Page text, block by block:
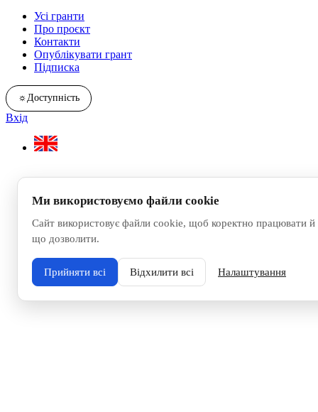
Усі гранти
Про проєкт
Контакти
Опублікувати грант
Підписка
☼Доступність
Вхід
Ми використовуємо файли cookie
Сайт використовує файли cookie, щоб коректно працювати
що дозволити.
Прийняти всі Відхилити всі Налаштування